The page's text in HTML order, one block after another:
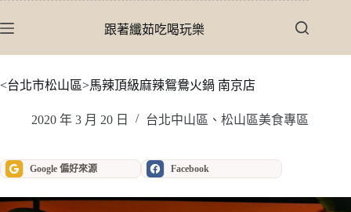
至
內
跟著纖茹吃喝玩樂
<台北市松山區>馬辣頂級麻辣鴛鴦火鍋 南京店
2020 年 3 月 20 日 台北中山區、松山區美食專區
Google 偏好來源 Facebook